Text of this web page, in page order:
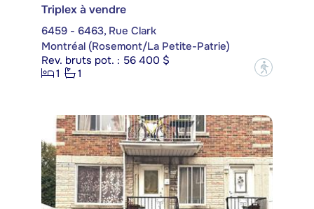
Triplex à vendre
6459 - 6463, Rue Clark
Montréal (Rosemont/La Petite-Patrie)
Rev. bruts pot. : 56 400 $
1
1 ?